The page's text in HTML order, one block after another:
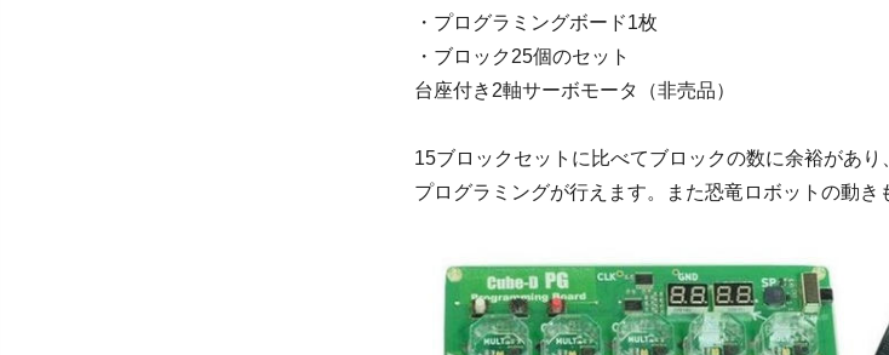
・プログラミングボード1枚
・ブロック25個のセット
台座付き2軸サーボモータ（非売品）
15ブロックセットに比べてブロックの数に余裕があ
プログラミングが行えます。また恐竜ロボットの動き